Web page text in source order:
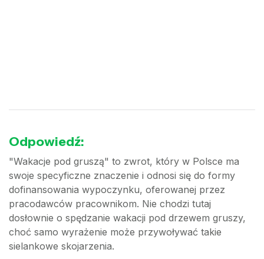
Odpowiedź:
"Wakacje pod gruszą" to zwrot, który w Polsce ma
swoje specyficzne znaczenie i odnosi się do formy
dofinansowania wypoczynku, oferowanej przez
pracodawców pracownikom. Nie chodzi tutaj
dosłownie o spędzanie wakacji pod drzewem gruszy,
choć samo wyrażenie może przywoływać takie
sielankowe skojarzenia.